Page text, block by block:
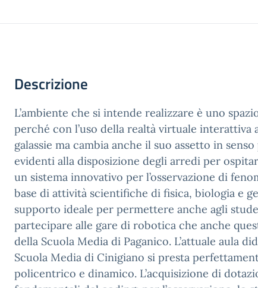
Descrizione
L’ambiente che si intende realizzare è uno
perché con l’uso della realtà virtuale
galassie ma cambia anche il suo assetto in
evidenti alla disposizione degli arredi per
un sistema innovativo per l’osservazione di
base di attività scientifiche di fisica, biologia e
supporto ideale per permettere anche agli
partecipare alle gare di robotica che anche
della Scuola Media di Paganico. L’attuale aula
Scuola Media di Cinigiano si presta
policentrico e dinamico. L’acquisizione di